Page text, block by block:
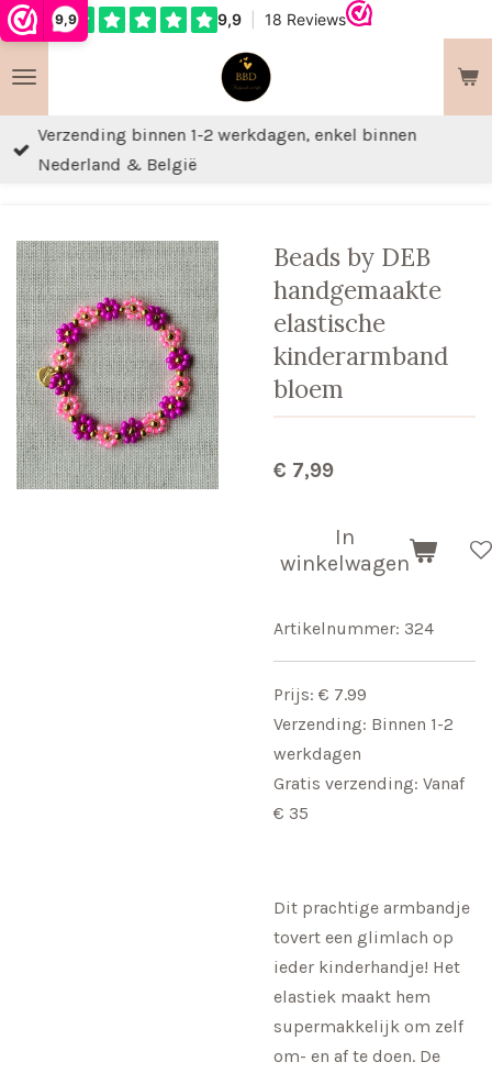
9,9
Ga
naar
de
hoofdinhoud
Verzending binnen 1-2 werkdagen, enkel binnen
Nederland & België
Beads by DEB
handgemaakte
elastische
kinderarmband
bloem
€ 7,99
In
winkelwagen
Artikelnummer: 324
Prijs: € 7.99
Verzending: Binnen 1-2
werkdagen
Gratis verzending: Vanaf
€ 35
Dit prachtige armbandje
tovert een glimlach op
ieder kinderhandje! Het
elastiek maakt hem
supermakkelijk om zelf
om- en af te doen. De